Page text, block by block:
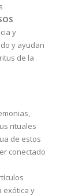
y
y ayudan
de la
rituales
de estos
conectado
exótica y